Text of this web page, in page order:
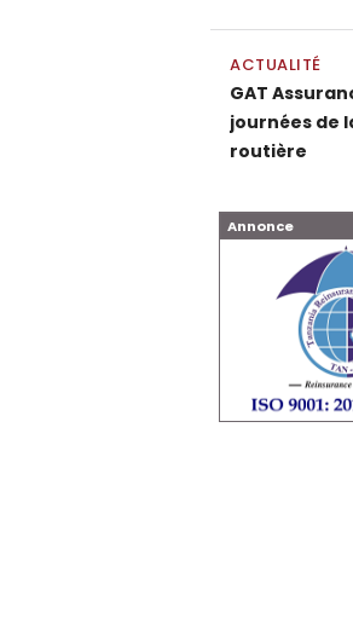
ACTUALITÉ
GAT
journées de
routière
Annonce